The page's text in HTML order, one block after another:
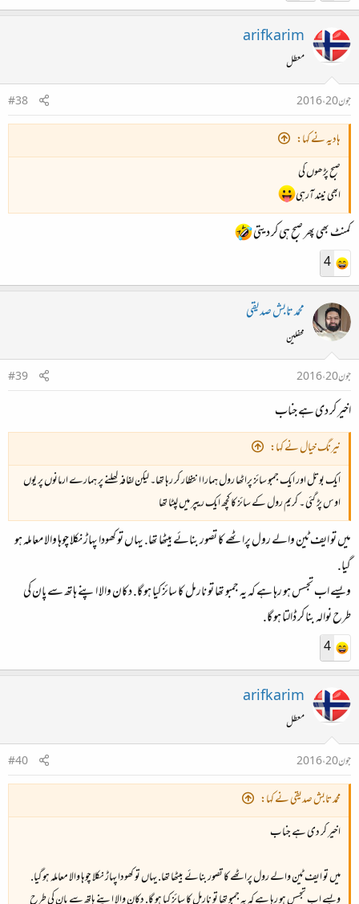
arifkarim
معطل
جون 20، 2016
#38
ہادیہ نے کہا:
صبح پڑھوں گی
ابھی نیند آرہی
کمنٹ بھی پھر صبح ہی کر دیتی
4
محمد تابش صدیقی
محفلین
جون 20، 2016
#39
اخیر کر دی ہے جناب
نیرنگ خیال نے کہا:
ایک بوتل اور ایک جمبو سائز پراٹھا رول ہمارا انتظار کر رہا تھا۔ لیکن لفافہ کھلنے پر ہمارے ارمانوں پر یوں
اوس پڑ گئی ۔ کریم رول کے سائز کا کچھ ایک ریپر میں لپٹا تھا
میں تو ایف ٹین والے رول پراٹھے کا تصور بنائے بیٹھا تھا. یہاں تو کھودا پہاڑ نکلا چوہا والا معاملہ ہو
گیا.
ویسے اب تجسس ہو رہا ہے کہ یہ جمبو تھا تو نارمل کا سائز کیا ہو گا. دکان والا اپنے ہاتھ سے پان کی
طرح نوالہ بنا کر ڈالتا ہو گا.
4
arifkarim
معطل
جون 20، 2016
#40
محمد تابش صدیقی نے کہا:
اخیر کر دی ہے جناب
میں تو ایف ٹین والے رول پراٹھے کا تصور بنائے بیٹھا تھا. یہاں تو کھودا پہاڑ نکلا چوہا والا معاملہ ہو گیا.